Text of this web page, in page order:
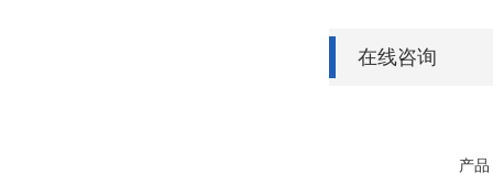
在线咨询
产品